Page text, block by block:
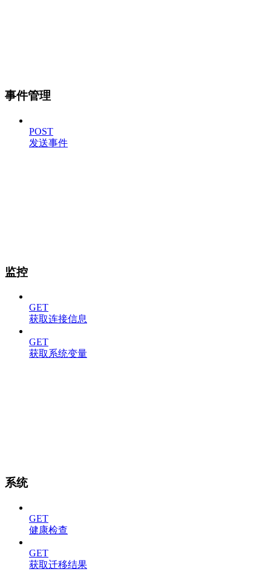
事件管理
POST
发送事件
监控
GET
获取连接信息
GET
获取系统变量
系统
GET
健康检查
GET
获取迁移结果